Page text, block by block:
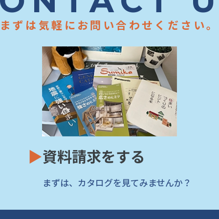
まずは気軽にお問い合わせください。
▶資料請求をする
まずは、カタログを見てみませんか？